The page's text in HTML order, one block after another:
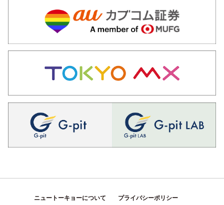
ニュートーキョーについて プライバシーポリシー